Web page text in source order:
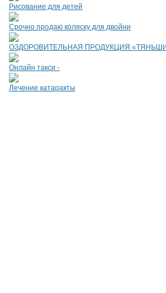
Рисование для детей
Срочно продаю коляску для двойни
ОЗДОРОВИТЕЛЬНАЯ ПРОДУКЦИЯ
Онлайн такси -
Лечение катаракты